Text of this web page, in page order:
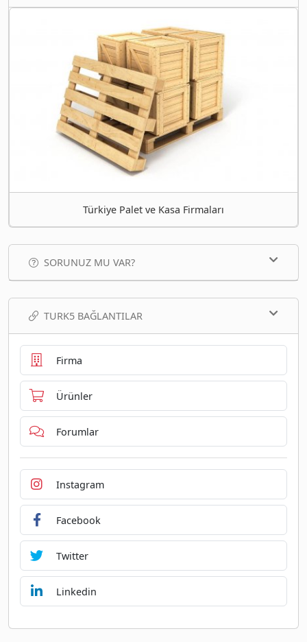
Türkiye Palet ve Kasa Firmaları
SORUNUZ MU VAR?
TURK5 BAĞLANTILAR
Firma
Ürünler
Forumlar
Instagram
Facebook
Twitter
Linkedin